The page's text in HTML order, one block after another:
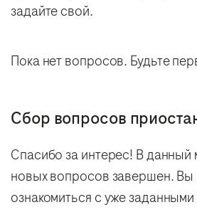
задайте свой.
Пока нет вопросов. Будьте
Сбор вопросов
Спасибо за интерес! В данный
новых вопросов завершен. Вы
ознакомиться с уже